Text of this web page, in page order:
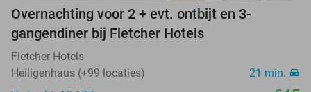
Overnachting voor 2 + evt. ontbijt en 3-
gangendiner bij Fletcher Hotels
Fletcher Hotels
Heiligenhaus (+99 locaties)
21 min.